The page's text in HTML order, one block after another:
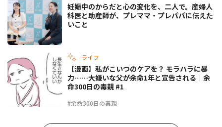
妊娠中のからだと心の変化を、二人で。産婦人
科医と助産師が、プレママ・プレパパに伝えた
いこと
ライフ
#余命300日の毒親
【漫画】私がこいつのケアを？ モラハラに暴
力……大嫌いな父が余命1年と宣告される｜余
命300日の毒親 #1